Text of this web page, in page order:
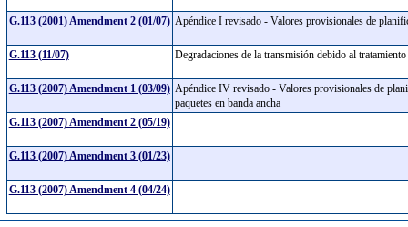
G.113 (2001) Amendment 2 (01/07) Apéndice I revisado - Valores provisionales de
G.113 (11/07) Degradaciones de la transmisión debido al
G.113 (2007) Amendment 1 (03/09) Apéndice IV revisado - Valores provisionales de
paquetes en banda ancha
G.113 (2007) Amendment 2 (05/19)
G.113 (2007) Amendment 3 (01/23)
G.113 (2007) Amendment 4 (04/24)